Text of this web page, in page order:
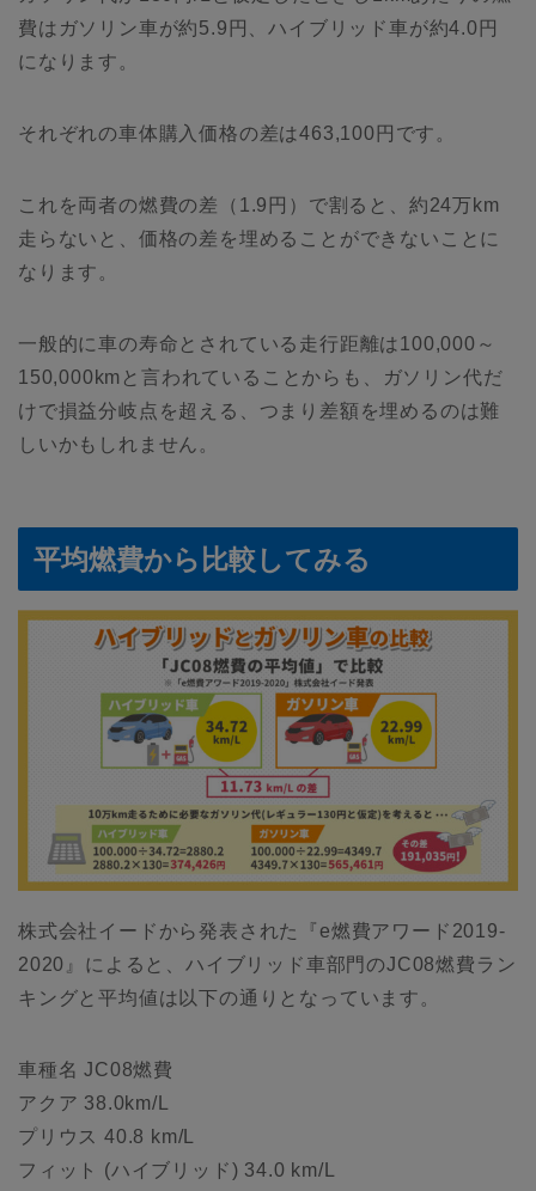
費はガソリン車が約5.9円、ハイブリッド車が約4.0円
になります。
それぞれの車体購入価格の差は463,100円です。
これを両者の燃費の差（1.9円）で割ると、約24万km
走らないと、価格の差を埋めることができないことに
なります。
一般的に車の寿命とされている走行距離は100,000～
150,000kmと言われていることからも、ガソリン代だ
けで損益分岐点を超える、つまり差額を埋めるのは難
しいかもしれません。
平均燃費から比較してみる
株式会社イードから発表された『e燃費アワード2019-
2020』によると、ハイブリッド車部門のJC08燃費ラン
キングと平均値は以下の通りとなっています。
車種名 JC08燃費
アクア 38.0km/L
プリウス 40.8 km/L
フィット (ハイブリッド) 34.0 km/L